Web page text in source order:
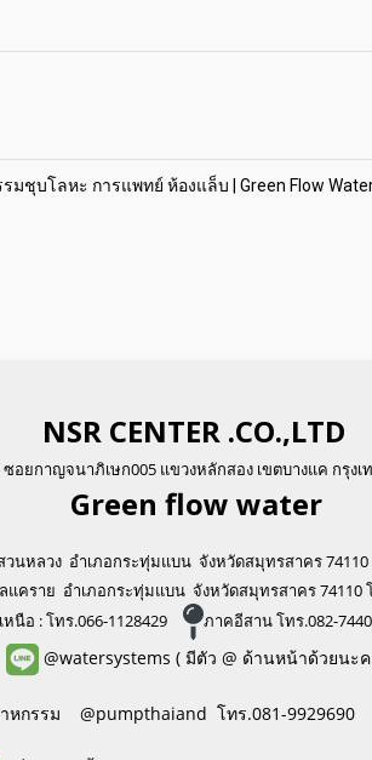
ชุบโลหะ การแพทย์ ห้องแล็บ | Green Flow
NSR CENTER .CO.,LTD
ซอยกาญจนาภิเษก005 แขวงหลักสอง เขตบางแค กรุงเ
Green flow water
นหลวง อำเภอกระทุ่มแบน จังหวัดสมุทรสาคร 74110
แคราย อำเภอกระทุ่มแบน จังหวัดสมุทรสาคร 74110
นือ : โทร.066-1128429
ภาคอีสาน โทร.082-
@watersystems ( มีตัว @ ด้านหน้าด้วยนะ
หกรรม @pumpthaiand โทร.081-9929690